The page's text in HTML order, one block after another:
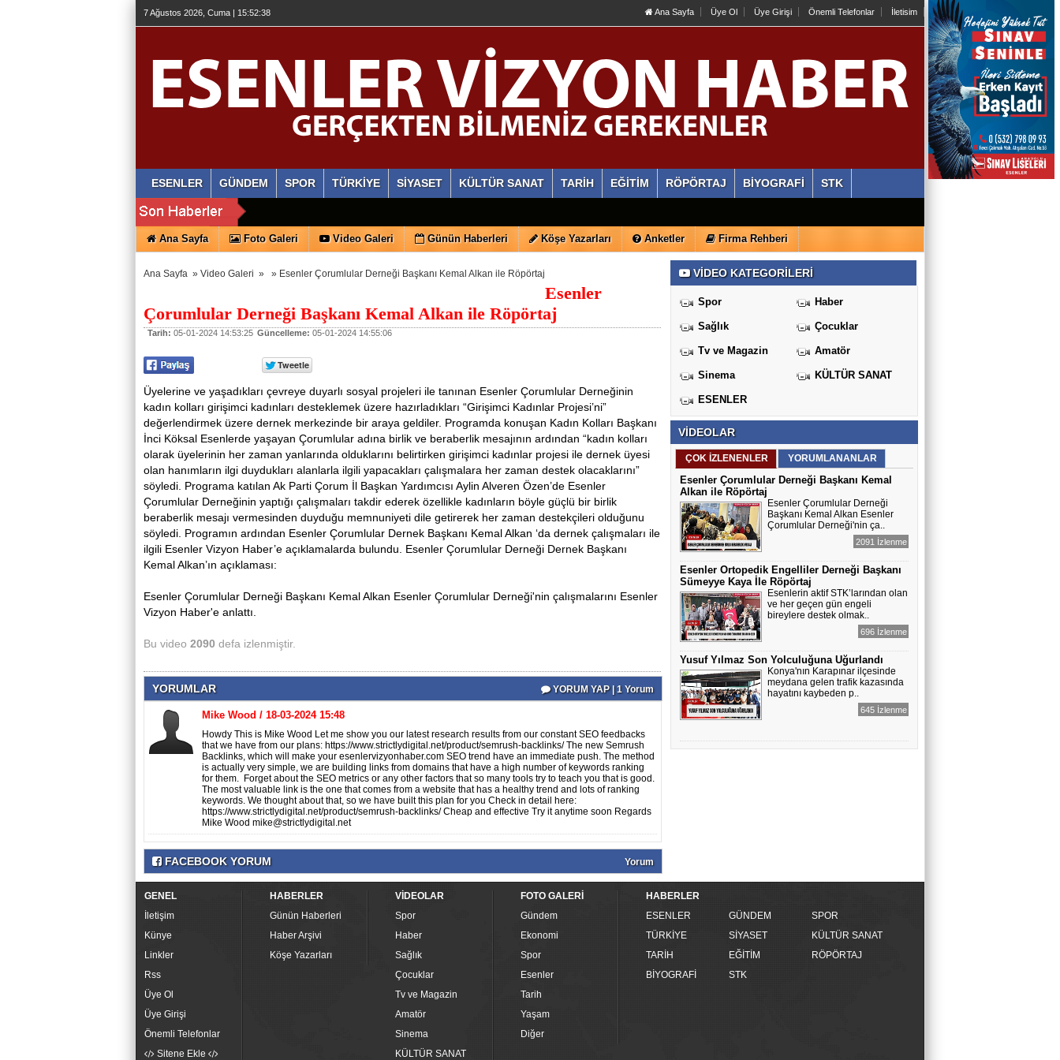
7 Ağustos 2026, Cuma | 15:52:38 Ana Sayfa Üye Ol Üye Girişi Önemli Telefonlar İletisim
ESENLER GÜNDEM SPOR TÜRKİYE SİYASET KÜLTÜR SANAT TARİH EĞİTİM RÖPÖRTAJ BİYOGRAFİ STK
Ana Sayfa Foto Galeri Video Galeri Günün Haberleri Köşe Yazarları Anketler Firma Rehberi
Ana Sayfa » Video Galeri » » Esenler Çorumlular Derneği Başkanı Kemal Alkan ile Röpörtaj
Esenler
Çorumlular Derneği Başkanı Kemal Alkan ile Röpörtaj
Tarih: 05-01-2024 14:53:25 Güncelleme: 05-01-2024 14:55:06
Üyelerine ve yaşadıkları çevreye duyarlı sosyal projeleri ile tanınan Esenler Çorumlular Derneğinin
kadın kolları girişimci kadınları desteklemek üzere hazırladıkları “Girişimci Kadınlar Projesi’ni”
değerlendirmek üzere dernek merkezinde bir araya geldiler. Programda konuşan Kadın Kolları Başkanı
İnci Köksal Esenlerde yaşayan Çorumlular adına birlik ve beraberlik mesajının ardından “kadın kolları
olarak üyelerinin her zaman yanlarında olduklarını belirtirken girişimci kadınlar projesi ile dernek üyesi
olan hanımların ilgi duydukları alanlarla ilgili yapacakları çalışmalara her zaman destek olacaklarını”
söyledi. Programa katılan Ak Parti Çorum İl Başkan Yardımcısı Aylin Alveren Özen’de Esenler
Çorumlular Derneğinin yaptığı çalışmaları takdir ederek özellikle kadınların böyle güçlü bir birlik
beraberlik mesajı vermesinden duyduğu memnuniyeti dile getirerek her zaman destekçileri olduğunu
söyledi. Programın ardından Esenler Çorumlular Dernek Başkanı Kemal Alkan ‘da dernek çalışmaları ile
ilgili Esenler Vizyon Haber’e açıklamalarda bulundu. Esenler Çorumlular Derneği Dernek Başkanı
Kemal Alkan’ın açıklaması:
Esenler Çorumlular Derneği Başkanı Kemal Alkan Esenler Çorumlular Derneği'nin çalışmalarını Esenler
Vizyon Haber'e anlattı.
Bu video 2090 defa izlenmiştir.
YORUMLAR YORUM YAP | 1 Yorum
Mike Wood / 18-03-2024 15:48
Howdy This is Mike Wood Let me show you our latest research results from our constant SEO feedbacks
that we have from our plans: https://www.strictlydigital.net/product/semrush-backlinks/ The new Semrush
Backlinks, which will make your esenlervizyonhaber.com SEO trend have an immediate push. The method
is actually very simple, we are building links from domains that have a high number of keywords ranking
for them. Forget about the SEO metrics or any other factors that so many tools try to teach you that is good.
The most valuable link is the one that comes from a website that has a healthy trend and lots of ranking
keywords. We thought about that, so we have built this plan for you Check in detail here:
https://www.strictlydigital.net/product/semrush-backlinks/ Cheap and effective Try it anytime soon Regards
Mike Wood mike@strictlydigital.net
FACEBOOK YORUM Yorum
VİDEO KATEGORİLERİ
Spor Haber
Sağlık Çocuklar
Tv ve Magazin Amatör
Sinema KÜLTÜR SANAT
ESENLER
VİDEOLAR
ÇOK İZLENENLER YORUMLANANLAR
Esenler Çorumlular Derneği Başkanı Kemal
Alkan ile Röpörtaj
Esenler Çorumlular Derneği
Başkanı Kemal Alkan Esenler
Çorumlular Derneği'nin ça..
2091 İzlenme
Esenler Ortopedik Engelliler Derneği Başkanı
Sümeyye Kaya İle Röpörtaj
Esenlerin aktif STK’larından olan
ve her geçen gün engeli
bireylere destek olmak..
696 İzlenme
Yusuf Yılmaz Son Yolculuğuna Uğurlandı
Konya'nın Karapınar ilçesinde
meydana gelen trafik kazasında
hayatını kaybeden p..
645 İzlenme
GENEL
İletişim
Künye
Linkler
Rss
Üye Ol
Üye Girişi
Önemli Telefonlar
Sitene Ekle
HABERLER
Günün Haberleri
Haber Arşivi
Köşe Yazarları
VİDEOLAR
Spor
Haber
Sağlık
Çocuklar
Tv ve Magazin
Amatör
Sinema
KÜLTÜR SANAT
FOTO GALERİ
Gündem
Ekonomi
Spor
Esenler
Tarih
Yaşam
Diğer
HABERLER
ESENLER
GÜNDEM
SPOR
TÜRKİYE
SİYASET
KÜLTÜR SANAT
TARİH
EĞİTİM
RÖPÖRTAJ
BİYOGRAFİ
STK